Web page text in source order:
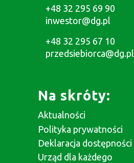
+48 32 295 69 90
inwestor@dg.pl
+48 32 295 67 10
przedsiebiorca@dg.pl
Na skróty:
Aktualności
Polityka prywatności
Deklaracja dostępności
Urząd dla każdego